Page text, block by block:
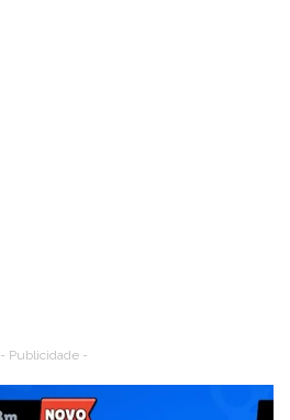
- Publicidade -